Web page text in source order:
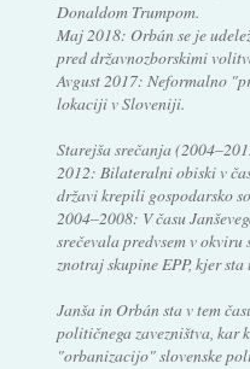
Donaldom Trumpom.
Maj 2018: Orbán se je
pred državnozborskimi
Avgust 2017: Neformalno
lokaciji v Sloveniji.
Starejša srečanja
2012: Bilateralni obiski v
državi krepili gospodarsko
2004–2008: V času
srečevala predvsem v
znotraj skupine EPP, kjer
Janša in Orbán sta v tem
političnega zavezništva, kar
"orbanizacijo" slovenske